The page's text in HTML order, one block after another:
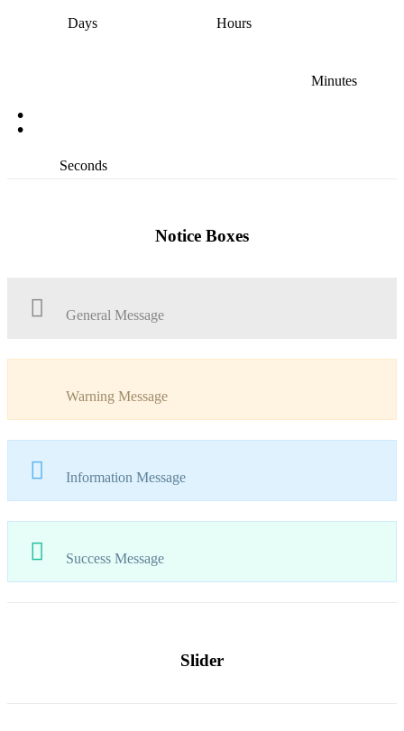
Days Hours
Minutes
:
Seconds
Notice Boxes
General Message
Warning Message
Information Message
Success Message
Slider